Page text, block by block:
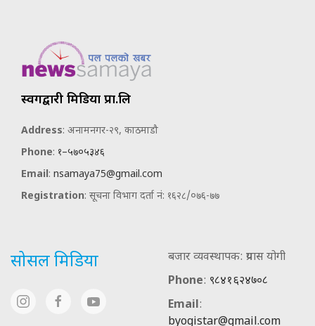
स्वर्गद्वारी मिडिया प्रा.लि
Address: अनामनगर-२९, काठमाडौ
Phone: १–५७०५३४६
Email: nsamaya75@gmail.com
Registration: सूचना विभाग दर्ता नं: १६२८/०७६-७७
सोसल मिडिया
बजार व्यवस्थापक: प्रयास योगी
Phone: ९८४१६२४७०८
Email:
byogistar@gmail.com